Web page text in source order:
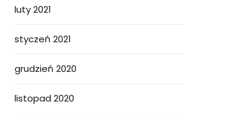
luty 2021
styczeń 2021
grudzień 2020
listopad 2020